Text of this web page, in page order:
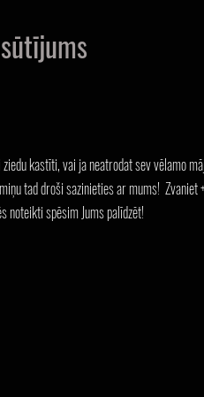
kastīti, vai ja neatrodat sev vēlamo
tad droši sazinieties ar mums!
noteikti spēsim Jums palīdzēt!